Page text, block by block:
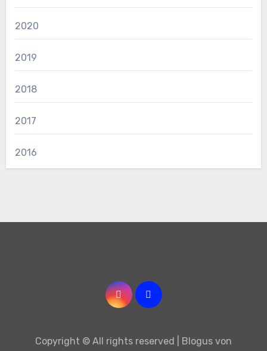
2020
2019
2018
2017
2016
Copyright © All rights reserved Blogus von